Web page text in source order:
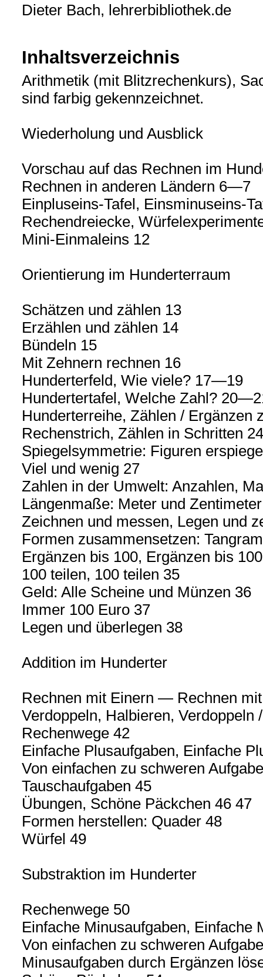
Dieter Bach, lehrerbibliothek.de
Inhaltsverzeichnis
Arithmetik (mit Blitzrechenkurs),
sind farbig gekennzeichnet.
Wiederholung und Ausblick
Vorschau auf das Rechnen im
Rechnen in anderen Ländern 6—7
Einpluseins-Tafel, Einsminuseins-
Rechendreiecke,
Mini-Einmaleins 12
Orientierung im Hunderterraum
Schätzen und zählen 13
Erzählen und zählen 14
Bündeln 15
Mit Zehnern rechnen 16
Hunderterfeld, Wie viele? 17—19
Hundertertafel, Welche Zahl?
Hunderterreihe, Zählen /
Rechenstrich, Zählen in Schritten
Spiegelsymmetrie: Figuren
Viel und wenig 27
Zahlen in der Umwelt: Anzahlen,
Längenmaße: Meter und
Zeichnen und messen, Legen und
Formen zusammensetzen:
Ergänzen bis 100, Ergänzen bis
100 teilen, 100 teilen 35
Geld: Alle Scheine und Münzen 36
Immer 100 Euro 37
Legen und überlegen 38
Addition im Hunderter
Rechnen mit Einern — Rechnen
Verdoppeln, Halbieren, Verdoppeln
Rechenwege 42
Einfache Plusaufgaben, Einfache
Von einfachen zu schweren
Tauschaufgaben 45
Übungen, Schöne Päckchen 46 47
Formen herstellen: Quader 48
Würfel 49
Substraktion im Hunderter
Rechenwege 50
Einfache Minusaufgaben, Einfache
Von einfachen zu schweren
Minusaufgaben durch Ergänzen